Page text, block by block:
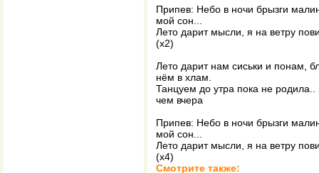
Припев: Небо в ночи брызги
мой сон...
Лето дарит мысли, я на ветру
(х2)
Лето дарит нам сиськи и понам,
нём в хлам.
Танцуем до утра пока не родила..
чем вчера
Припев: Небо в ночи брызги
мой сон...
Лето дарит мысли, я на ветру
(х4)
Смотрите также: